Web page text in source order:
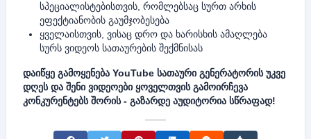
სპეციალისტებისთვის, რომლებსაც სურთ არხის
ეფექტიანობის გაუმჯობესება
ყველაისთვის, ვისაც დრო და ხარისხის ამაღლება
სურს ვიდეოს სათაურების შექმნისას
დაიწყე გამოყენება YouTube სათაური გენერატორის უკვე
დღეს და შენი ვიდეოები ყოველთვის გამოირჩევა
კონკურენტებს შორის - გაზარდე აუდიტორია სწრაფად!